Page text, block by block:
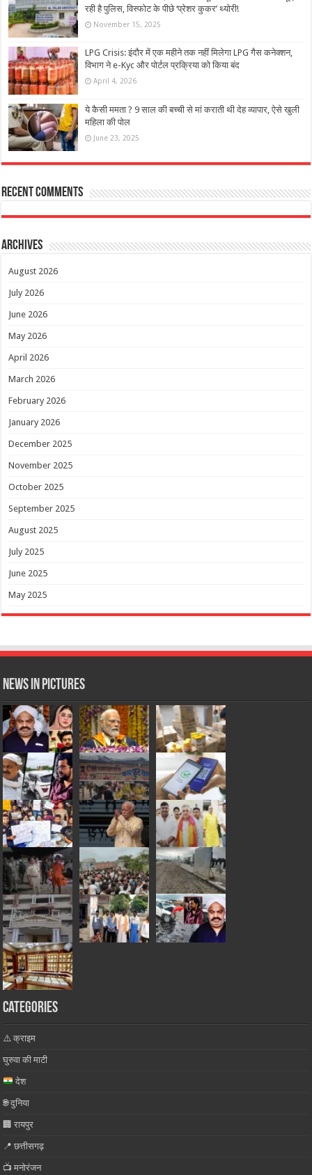
रही है पुलिस, विस्फोट के पीछे ‘प्रेशर कुकर’ थ्योरी!
November 15, 2025
LPG Crisis: इंदौर में एक महीने तक नहीं मिलेगा LPG गैस कनेक्शन,
विभाग ने e-Kyc और पोर्टल प्रक्रिया को किया बंद
April 4, 2026
ये कैसी ममता ? 9 साल की बच्ची से मां कराती थी देह व्यापार, ऐसे खुली
महिला की पोल
June 23, 2025
Recent Comments
Archives
August 2026
July 2026
June 2026
May 2026
April 2026
March 2026
February 2026
January 2026
December 2025
November 2025
October 2025
September 2025
August 2025
July 2025
June 2025
May 2025
News in Pictures
Categories
⚠️ क्राइम
घुरुवा की माटी
देश
🌐 दुनिया
🏢 रायपुर
📍 छत्तीसगढ़
📺 मनोरंजन